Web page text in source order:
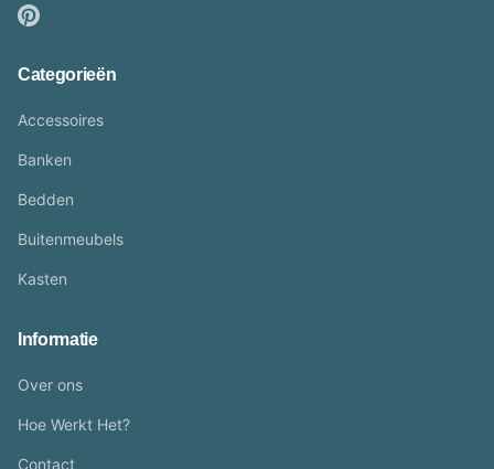
Categorieën
Accessoires
Banken
Bedden
Buitenmeubels
Kasten
Informatie
Over ons
Hoe Werkt Het?
Contact